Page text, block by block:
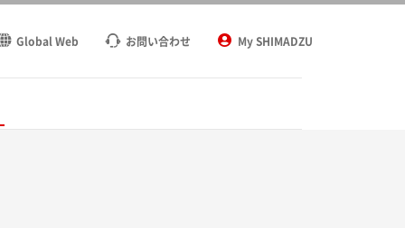
Global Web お問い合わせ My SHIMADZU